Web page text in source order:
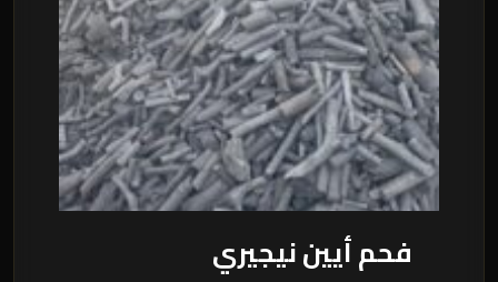
فحم أيين نيجيري